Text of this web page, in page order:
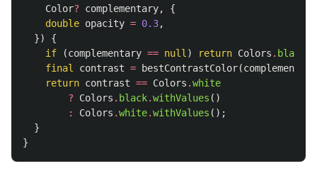
Color? complementary,
{
double opacity = 0.3,
})
{
if
(complementary == null ) return Colors . black
final
contrast = bestContrastColor(complementary
return contrast == Colors .white
?
Colors . black.withValues ()
:
Colors .white.withValues ();
}
}